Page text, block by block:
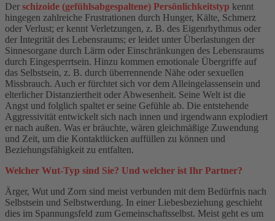
Der schizoide (gefühlsabgespaltene) Persönlichkeitstyp kennt
hingegen zahlreiche Frustrationen durch Hunger, Kälte, Schmerz
oder Verlust; er kennt Verletzungen, z. B. des Eigenrhythmus oder
der Integrität des Lebensraums; er leidet unter Überlastungen der
Sinnesorgane durch Lärm oder Einschränkungen des Lebensraums
durch Eingesperrtsein. Hinzu kommen emotionale Übergriffe auf
das Selbstsein, z. B. durch überrennende Nähe oder sexuellen
Missbrauch. Auch er fürchtet sich vor dem Alleingelassensein und
elterlicher Distanziertheit oder Abwesenheit. Seine Welt ist die
Angst und folglich spaltet er seine Gefühle ab. Die entstehende
Aggressivität entwickelt sich nach innen und irgendwann explodiert
er nach außen. Was er bräuchte, wären gleichmäßige Zuwendung
und Zeit, um die Kontaktlücken auffüllen zu können und
Beziehungsfähigkeit zu entfalten.
Welcher Wut-Typ sind Sie? Und welcher ist Ihr Partner?
Ärger, Wut und Zorn sind meist verbunden mit dem Bedürfnis nach
Selbstsein und Selbstwerdung. In einer Liebesbeziehung geschieht
dies im Spannungsfeld zum Gemeinschaftsselbst. Meist geht es um